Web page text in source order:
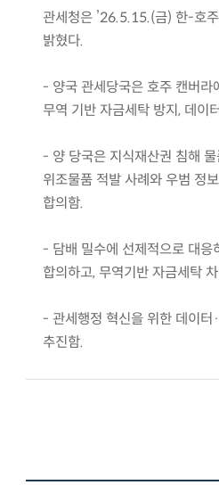
관세청은 ’26.5.15.(금) 한-호
밝혔다.
- 양국 관세당국은 호주 캔버라
무역 기반 자금세탁 방지, 데이
- 양 당국은 지식재산권 침해
위조물품 적발 사례와 우범 정
합의함.
- 담배 밀수에 선제적으로 대응
합의하고, 무역기반 자금세탁
- 관세행정 혁신을 위한 데이
추진함.